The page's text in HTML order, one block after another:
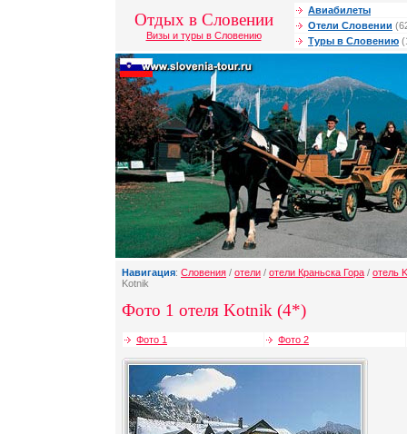
Отдых в Словении
Визы и туры в Словению
Авиабилеты
Отели Словении
Туры в Словению
Навигация: Словения / отели / отели Краньска Гора / отель
Kotnik
Фото 1 отеля Kotnik (4*)
Фото 1 Фото 2